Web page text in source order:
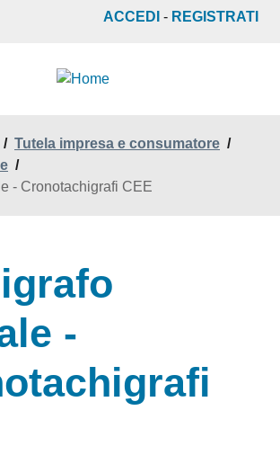
ACCEDI - REGISTRATI
/ Tutela impresa e consumatore /
/
- Cronotachigrafi CEE
-